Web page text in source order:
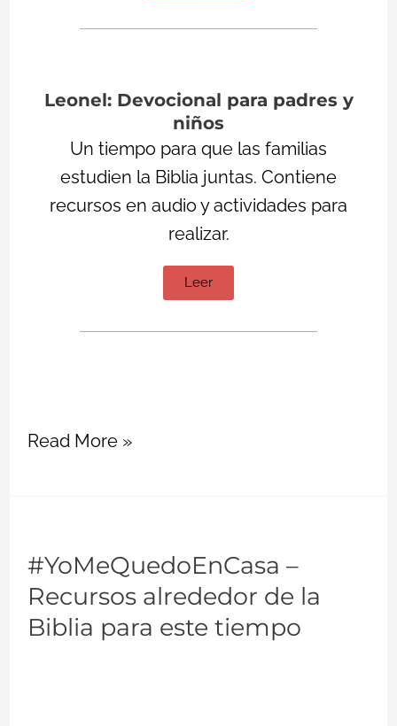
Leonel: Devocional para padres y
niños
Un tiempo para que las familias
estudien la Biblia juntas. Contiene
recursos en audio y actividades para
realizar.
Leer
Read More »
#YoMeQuedoEnCasa –
Recursos alrededor de la
Biblia para este tiempo
–
Recursos
alrededor